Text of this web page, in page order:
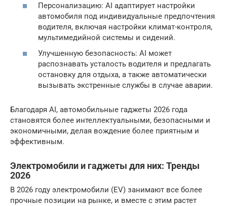
Персонализацию: AI адаптирует настройки
автомобиля под индивидуальные предпочтения
водителя, включая настройки климат-контроля,
мультимедийной системы и сидений.
Улучшенную безопасность: AI может
распознавать усталость водителя и предлагать
остановку для отдыха, а также автоматически
вызывать экстренные службы в случае аварии.
Благодаря AI, автомобильные гаджеты 2026 года
становятся более интеллектуальными, безопасными и
экономичными, делая вождение более приятным и
эффективным.
Электромобили и гаджеты для них: Тренды
2026
В 2026 году электромобили (EV) занимают все более
прочные позиции на рынке, и вместе с этим растет